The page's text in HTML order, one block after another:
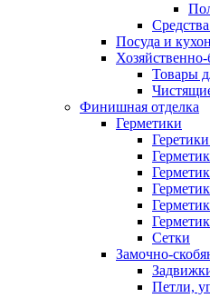
Посуда и
Товары
Финишная отделка
Герметики
Сетки
Замочно-
Петли,